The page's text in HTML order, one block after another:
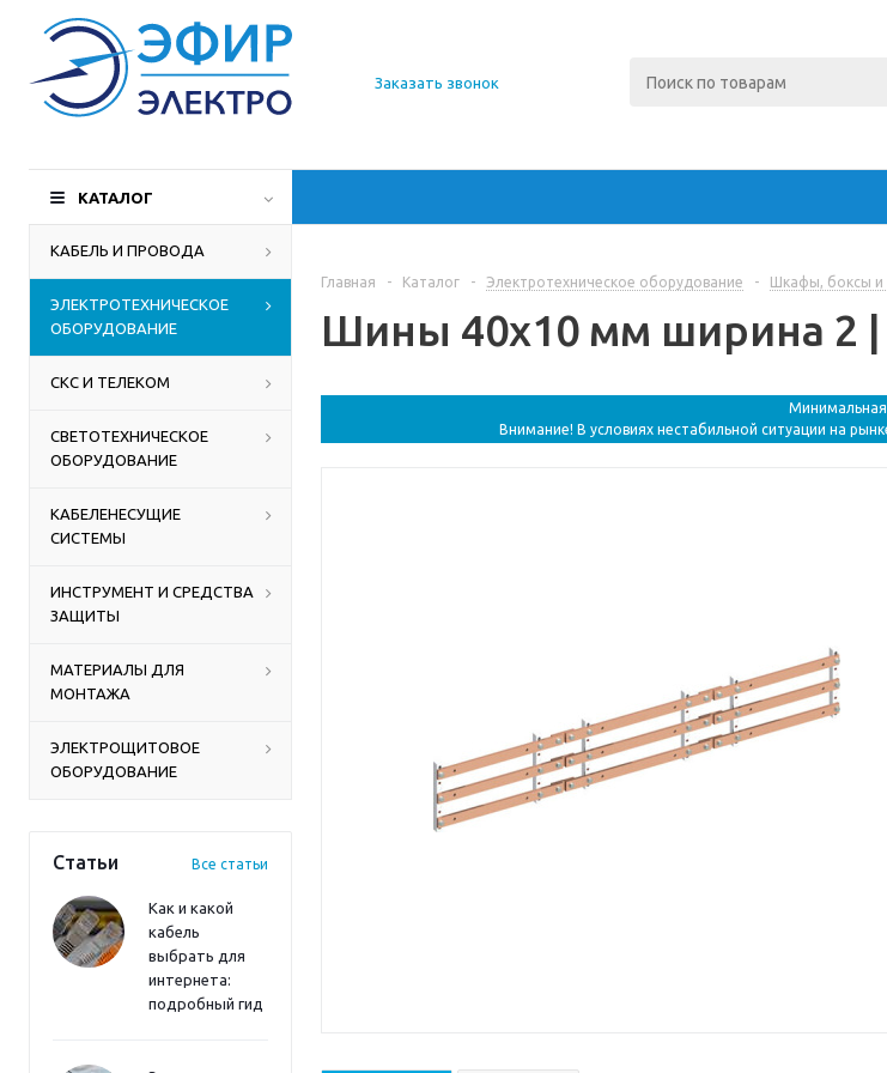
О компании
Доставка
Производители
Контакты
Заказать звонок
КАТАЛОГ
КАБЕЛЬ И ПРОВОДА
ЭЛЕКТРОТЕХНИЧЕСКОЕ
ОБОРУДОВАНИЕ
СКС И ТЕЛЕКОМ
СВЕТОТЕХНИЧЕСКОЕ
ОБОРУДОВАНИЕ
КАБЕЛЕНЕСУЩИЕ
СИСТЕМЫ
ИНСТРУМЕНТ И СРЕДСТВА
ЗАЩИТЫ
МАТЕРИАЛЫ ДЛЯ
МОНТАЖА
ЭЛЕКТРОЩИТОВОЕ
ОБОРУДОВАНИЕ
Статьи Все статьи
Как и какой
кабель
выбрать для
интернета:
подробный гид
Главная - Каталог - Электротехническое оборудование - Шкафы, боксы и
Шины 40x10 мм ширина 2 |
Минимальная
Внимание! В условиях нестабильной ситуации на